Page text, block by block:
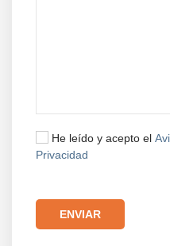
He leído y acepto el
Privacidad